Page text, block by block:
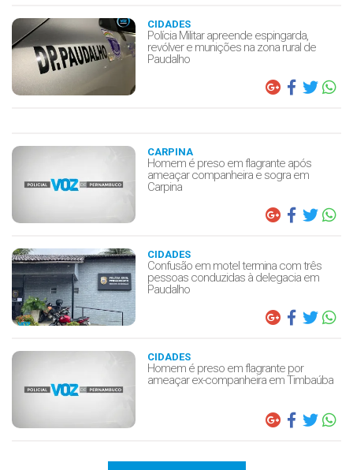
CIDADES
Polícia Militar apreende espingarda,
revólver e munições na zona rural de
Paudalho
CARPINA
Homem é preso em flagrante após
ameaçar companheira e sogra em
Carpina
CIDADES
Confusão em motel termina com três
pessoas conduzidas à delegacia em
Paudalho
CIDADES
Homem é preso em flagrante por
ameaçar ex-companheira em Timbaúba